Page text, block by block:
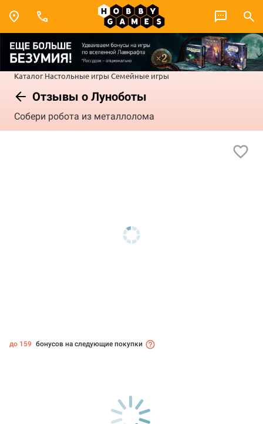
Каталог Настольные игры Семейные игры
Отзывы о Луноботы
Собери робота из металлолома
до 159 бонусов на следующие покупки